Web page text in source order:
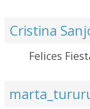
Cristina
Felices